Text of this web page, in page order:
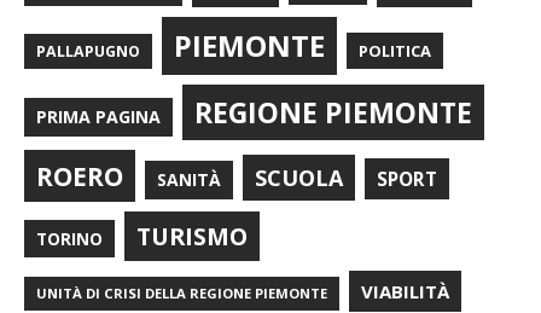
PALLAPUGNO PIEMONTE POLITICA
PRIMA PAGINA REGIONE PIEMONTE
ROERO SANITÀ SCUOLA SPORT
TORINO TURISMO
UNITÀ DI CRISI DELLA REGIONE PIEMONTE VIABILITÀ